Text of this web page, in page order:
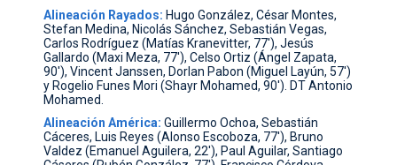
Alineación Rayados: Hugo González, César Montes,
Stefan Medina, Nicolás Sánchez, Sebastián Vegas,
Carlos Rodríguez (Matías Kranevitter, 77'), Jesús
Gallardo (Maxi Meza, 77'), Celso Ortiz (Ángel Zapata,
90'), Vincent Janssen, Dorlan Pabon (Miguel Layún, 57')
y Rogelio Funes Mori (Shayr Mohamed, 90'). DT Antonio
Mohamed.
Alineación América: Guillermo Ochoa, Sebastián
Cáceres, Luis Reyes (Alonso Escoboza, 77'), Bruno
Valdez (Emanuel Aguilera, 22'), Paul Aguilar, Santiago